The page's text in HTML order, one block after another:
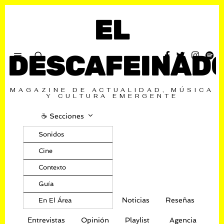
EL
MAGAZINE DE ACTUALIDAD, MÚSICA
Y CULTURA EMERGENTE
☕️ Secciones
Sonidos
Cine
Contexto
Guía
En El Área Noticias Reseñas
Entrevistas Opinión Playlist Agencia